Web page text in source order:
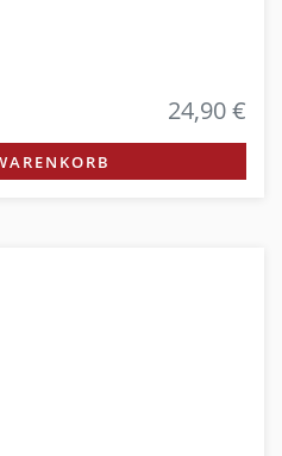
24,90 €